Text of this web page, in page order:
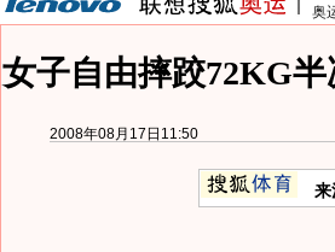
奥
女子自由摔跤72KG
2008年08月17日11:50
来